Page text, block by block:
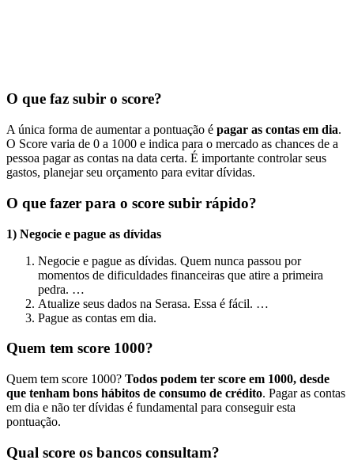
O que faz subir o score?
A única forma de aumentar a pontuação é pagar as contas em dia.
O Score varia de 0 a 1000 e indica para o mercado as chances de a
pessoa pagar as contas na data certa. É importante controlar seus
gastos, planejar seu orçamento para evitar dívidas.
O que fazer para o score subir rápido?
1) Negocie e pague as dívidas
Negocie e pague as dívidas. Quem nunca passou por
momentos de dificuldades financeiras que atire a primeira
pedra. …
Atualize seus dados na Serasa. Essa é fácil. …
Pague as contas em dia.
Quem tem score 1000?
Quem tem score 1000? Todos podem ter score em 1000, desde
que tenham bons hábitos de consumo de crédito. Pagar as contas
em dia e não ter dívidas é fundamental para conseguir esta
pontuação.
Qual score os bancos consultam?